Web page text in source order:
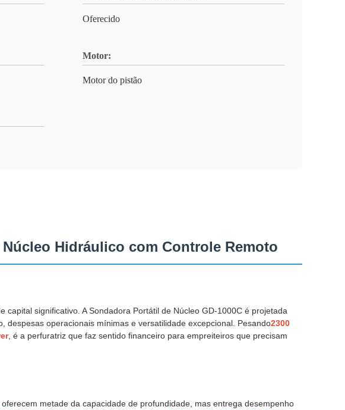
Oferecido
Motor:
Motor do pistão
Hidráulico com Controle Remoto
significativo. A Sondadora Portátil de Núcleo GD-1000C é projetada
operacionais mínimas e versatilidade excepcional. Pesando2300
, é a perfuratriz que faz sentido financeiro para empreiteiros que precisam
metade da capacidade de profundidade, mas entrega desempenho